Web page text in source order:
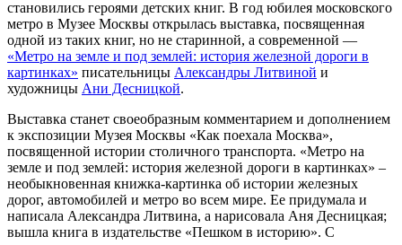
становились героями детских книг. В год юбилея московского
метро в Музее Москвы открылась выставка, посвященная
одной из таких книг, но не старинной, а современной —
«Метро на земле и под землей: история железной дороги в
картинках» писательницы Александры Литвиной и
художницы Ани Десницкой.
Выставка станет своеобразным комментарием и дополнением
к экспозиции Музея Москвы «Как поехала Москва»,
посвященной истории столичного транспорта. «Метро на
земле и под землей: история железной дороги в картинках» –
необыкновенная книжка-картинка об истории железных
дорог, автомобилей и метро во всем мире. Ее придумала и
написала Александра Литвина, а нарисовала Аня Десницкая;
вышла книга в издательстве «Пешком в историю». С